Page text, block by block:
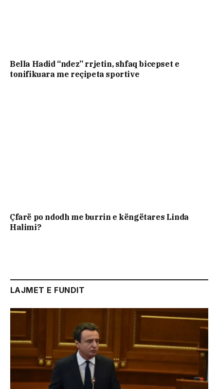
Bella Hadid “ndez” rrjetin, shfaq bicepset e
tonifikuara me reçipeta sportive
Çfarë po ndodh me burrin e këngëtares Linda
Halimi?
LAJMET E FUNDIT